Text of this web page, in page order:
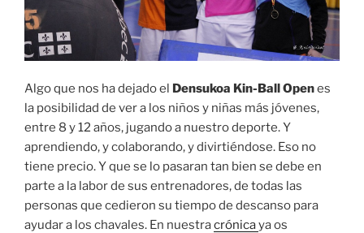
Algo que nos ha dejado el Densukoa Kin-Ball Openes
la posibilidad de ver a los niños y niñas más jóvenes,
entre 8 y 12 años, jugando a nuestro deporte. Y
aprendiendo, y colaborando, y divirtiéndose. Eso no
tiene precio. Y que se lo pasaran tan bien se debe en
parte a la labor de sus entrenadores, de todas las
personas que cedieron su tiempo de descanso para
ayudar a los chavales. En nuestracrónicaya os